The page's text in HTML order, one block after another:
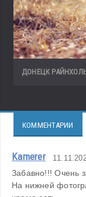
ДОНЕЦК
КОММЕНТАРИИ
Kamerer
Забавно!!! Очень
На нижней